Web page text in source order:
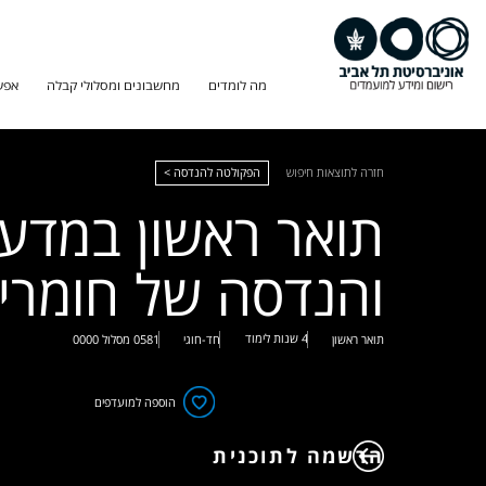
מה לומדים מחשבונים ומסלולי קבלה
חזרה לתוצאות חיפוש הפקולטה להנדסה >
תואר ראשון
והנדסה של
תואר ראשון 4 שנות לימוד חד-חוגי 0581 מסלול 0000
הוספה למועדפים
הרשמה לתוכנית